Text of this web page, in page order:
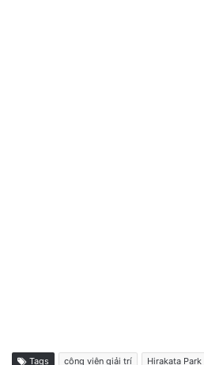
Tags công viên giải trí Hirakata Park